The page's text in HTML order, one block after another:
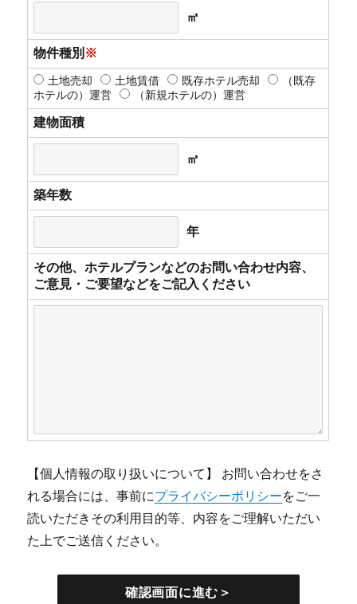
㎡
物件種別 ※
土地売却 土地賃借 既存ホテル売却
（既存
ホテルの）運営
（新規ホテルの）運営
建物面積
㎡
築年数
年
その他、ホテルプランなどのお問い合わせ内容、
ご意見・ご要望などをご記入ください
【個人情報の取り扱いについて】 お問い合わせをさ
れる場合には、事前にプライバシーポリシーをご一
読いただきその利用目的等、内容をご理解いただい
た上でご送信ください。